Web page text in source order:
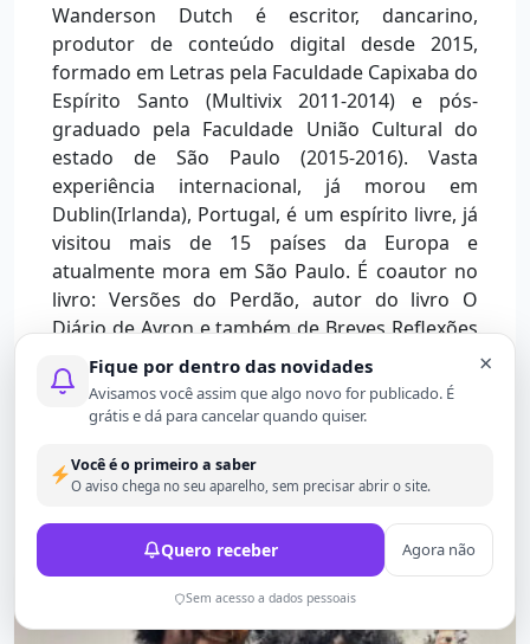
Wanderson Dutch é escritor, dancarino,
produtor de conteúdo digital desde 2015,
formado em Letras pela Faculdade Capixaba do
Espírito Santo (Multivix 2011-2014) e pós-
graduado pela Faculdade União Cultural do
estado de São Paulo (2015-2016). Vasta
experiência internacional, já morou em
Dublin(Irlanda), Portugal, é um espírito livre, já
visitou mais de 15 países da Europa e
atualmente mora em São Paulo. É coautor no
livro: Versões do Perdão, autor do livro O
Diário de Ayron e também de Breves Reflexões
para não Desistir da Vida.
Leia Também
×
Fique por dentro das novidades
Avisamos você assim que algo novo for publicado. É
grátis e dá para cancelar quando quiser.
Você é o primeiro a saber
O aviso chega no seu aparelho, sem precisar abrir o site.
Quero receber Agora não
Sem acesso a dados pessoais